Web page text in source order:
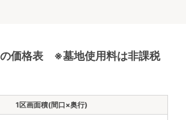
の価格表 ※墓地使用料は非課税